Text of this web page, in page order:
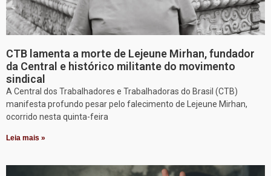
CTB lamenta a morte de Lejeune Mirhan, fundador
da Central e histórico militante do movimento
sindical
A Central dos Trabalhadores e Trabalhadoras do Brasil (CTB)
manifesta profundo pesar pelo falecimento de Lejeune Mirhan,
ocorrido nesta quinta-feira
Leia mais »